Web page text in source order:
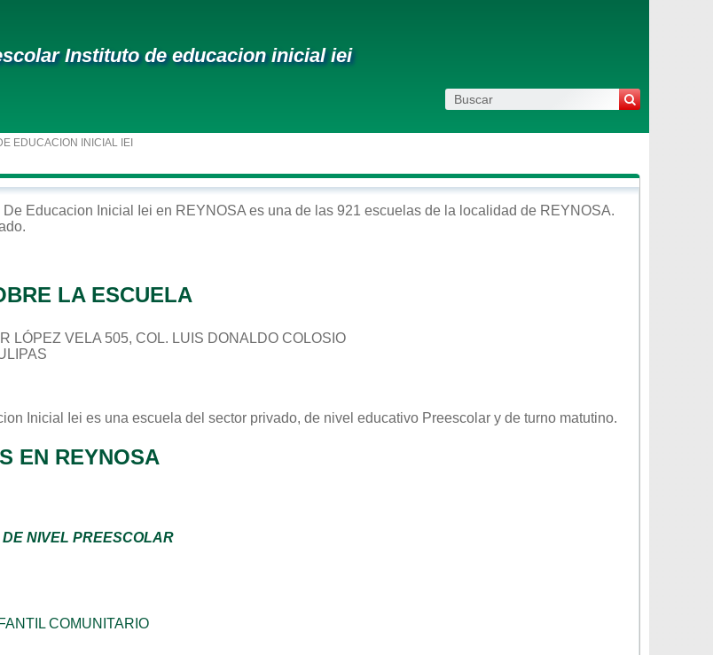
Instituto de educacion inicial iei
EDUCACION INICIAL IEI
De Educacion Inicial Iei en REYNOSA es una de las 921 escuelas de la localidad de REYNOSA.
.
LA ESCUELA
LÓPEZ VELA 505, COL. LUIS DONALDO COLOSIO
Inicial Iei es una escuela del sector privado, de nivel educativo Preescolar y de turno matutino.
EN REYNOSA
NIVEL PREESCOLAR
COMUNITARIO